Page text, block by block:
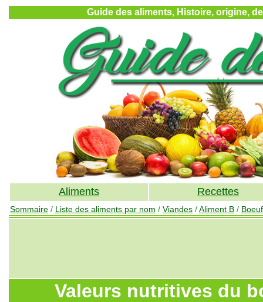
Guide des aliments, Histoire, origine,
Aliments Recettes
Sommaire / Liste des aliments par nom / Viandes /Aliment B / Boeuf
Valeurs nutritives du